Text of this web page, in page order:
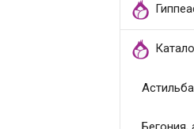
Астильба